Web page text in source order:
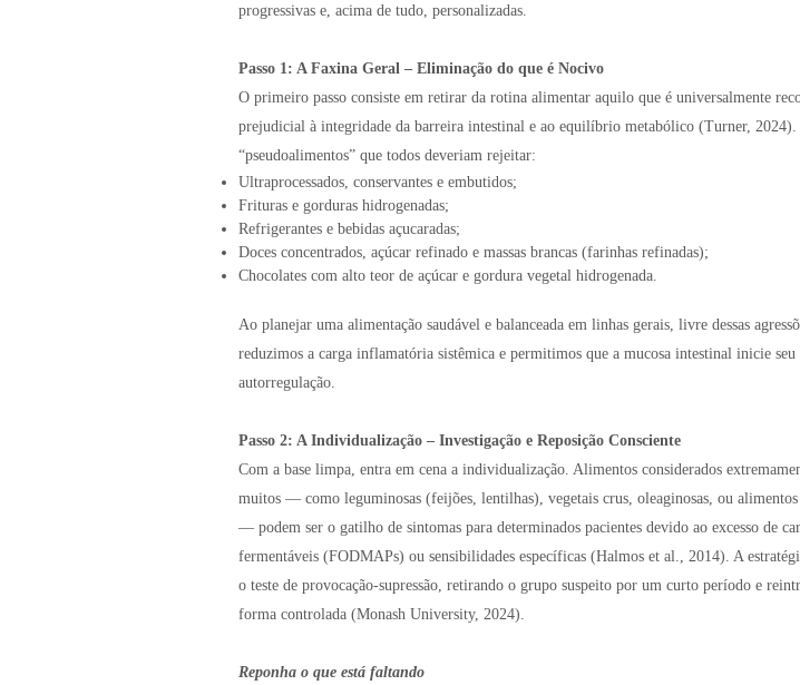
progressivas e, acima de tudo, personalizadas.
Passo 1: A Faxina Geral – Eliminação do que é Nocivo
O primeiro passo consiste em retirar da rotina alimentar aquilo que é universalmente
prejudicial à integridade da barreira intestinal e ao equilíbrio metabólico (Turner, 2024).
“pseudoalimentos” que todos deveriam rejeitar:
Ultraprocessados, conservantes e embutidos;
Frituras e gorduras hidrogenadas;
Refrigerantes e bebidas açucaradas;
Doces concentrados, açúcar refinado e massas brancas (farinhas refinadas);
Chocolates com alto teor de açúcar e gordura vegetal hidrogenada.
Ao planejar uma alimentação saudável e balanceada em linhas gerais, livre dessas
reduzimos a carga inflamatória sistêmica e permitimos que a mucosa intestinal inicie seu
autorregulação.
Passo 2: A Individualização – Investigação e Reposição Consciente
Com a base limpa, entra em cena a individualização. Alimentos considerados
muitos — como leguminosas (feijões, lentilhas), vegetais crus, oleaginosas, ou
— podem ser o gatilho de sintomas para determinados pacientes devido ao excesso de
fermentáveis (FODMAPs) ou sensibilidades específicas (Halmos et al., 2014). A
o teste de provocação-supressão, retirando o grupo suspeito por um curto período e
forma controlada (Monash University, 2024).
Reponha o que está faltando